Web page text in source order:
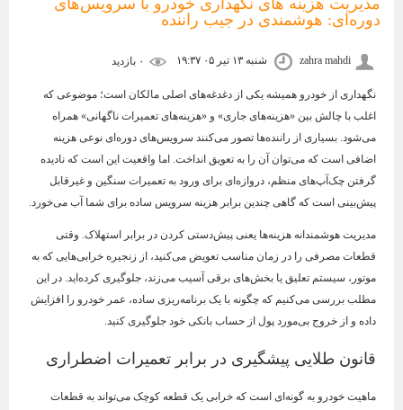
مدیریت هزینه‌ های نگهداری خودرو با سرویس‌های
دوره‌ای: هوشمندی در جیب راننده
zahra mahdi شنبه ۱۳ تیر ۰۵ ۱۹:۳۷
نگهداری از خودرو همیشه یکی از دغدغه‌های اصلی مالکان است؛ موضوعی که
اغلب با چالش بین «هزینه‌های جاری» و «هزینه‌های تعمیرات ناگهانی» همراه
می‌شود. بسیاری از راننده‌ها تصور می‌کنند سرویس‌های دوره‌ای نوعی هزینه
اضافی است که می‌توان آن را به تعویق انداخت. اما واقعیت این است که نادیده
گرفتن چک‌آپ‌های منظم، دروازه‌ای برای ورود به تعمیرات سنگین و غیرقابل
پیش‌بینی است که گاهی چندین برابر هزینه سرویس ساده برای شما آب می‌خورد.
مدیریت هوشمندانه هزینه‌ها یعنی پیش‌دستی کردن در برابر استهلاک. وقتی
قطعات مصرفی را در زمان مناسب تعویض می‌کنید، از زنجیره خرابی‌هایی که به
موتور، سیستم تعلیق یا بخش‌های برقی آسیب می‌زند، جلوگیری کرده‌اید. در این
مطلب بررسی می‌کنیم که چگونه با یک برنامه‌ریزی ساده، عمر خودرو را افزایش
داده و از خروج بی‌مورد پول از حساب بانکی خود جلوگیری کنید.
قانون طلایی پیشگیری در برابر تعمیرات اضطراری
ماهیت خودرو به گونه‌ای است که خرابی یک قطعه کوچک می‌تواند به قطعات